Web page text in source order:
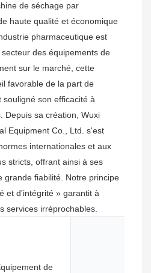
de séchage par
haute qualité et économique
pharmaceutique est
des équipements de
sur le marché, cette
favorable de la part de
souligné son efficacité à
Depuis sa création, Wuxi
Equipment Co., Ltd. s'est
internationales et aux
stricts, offrant ainsi à ses
grande fiabilité. Notre principe
et d'intégrité » garantit à
services irréprochables.
de